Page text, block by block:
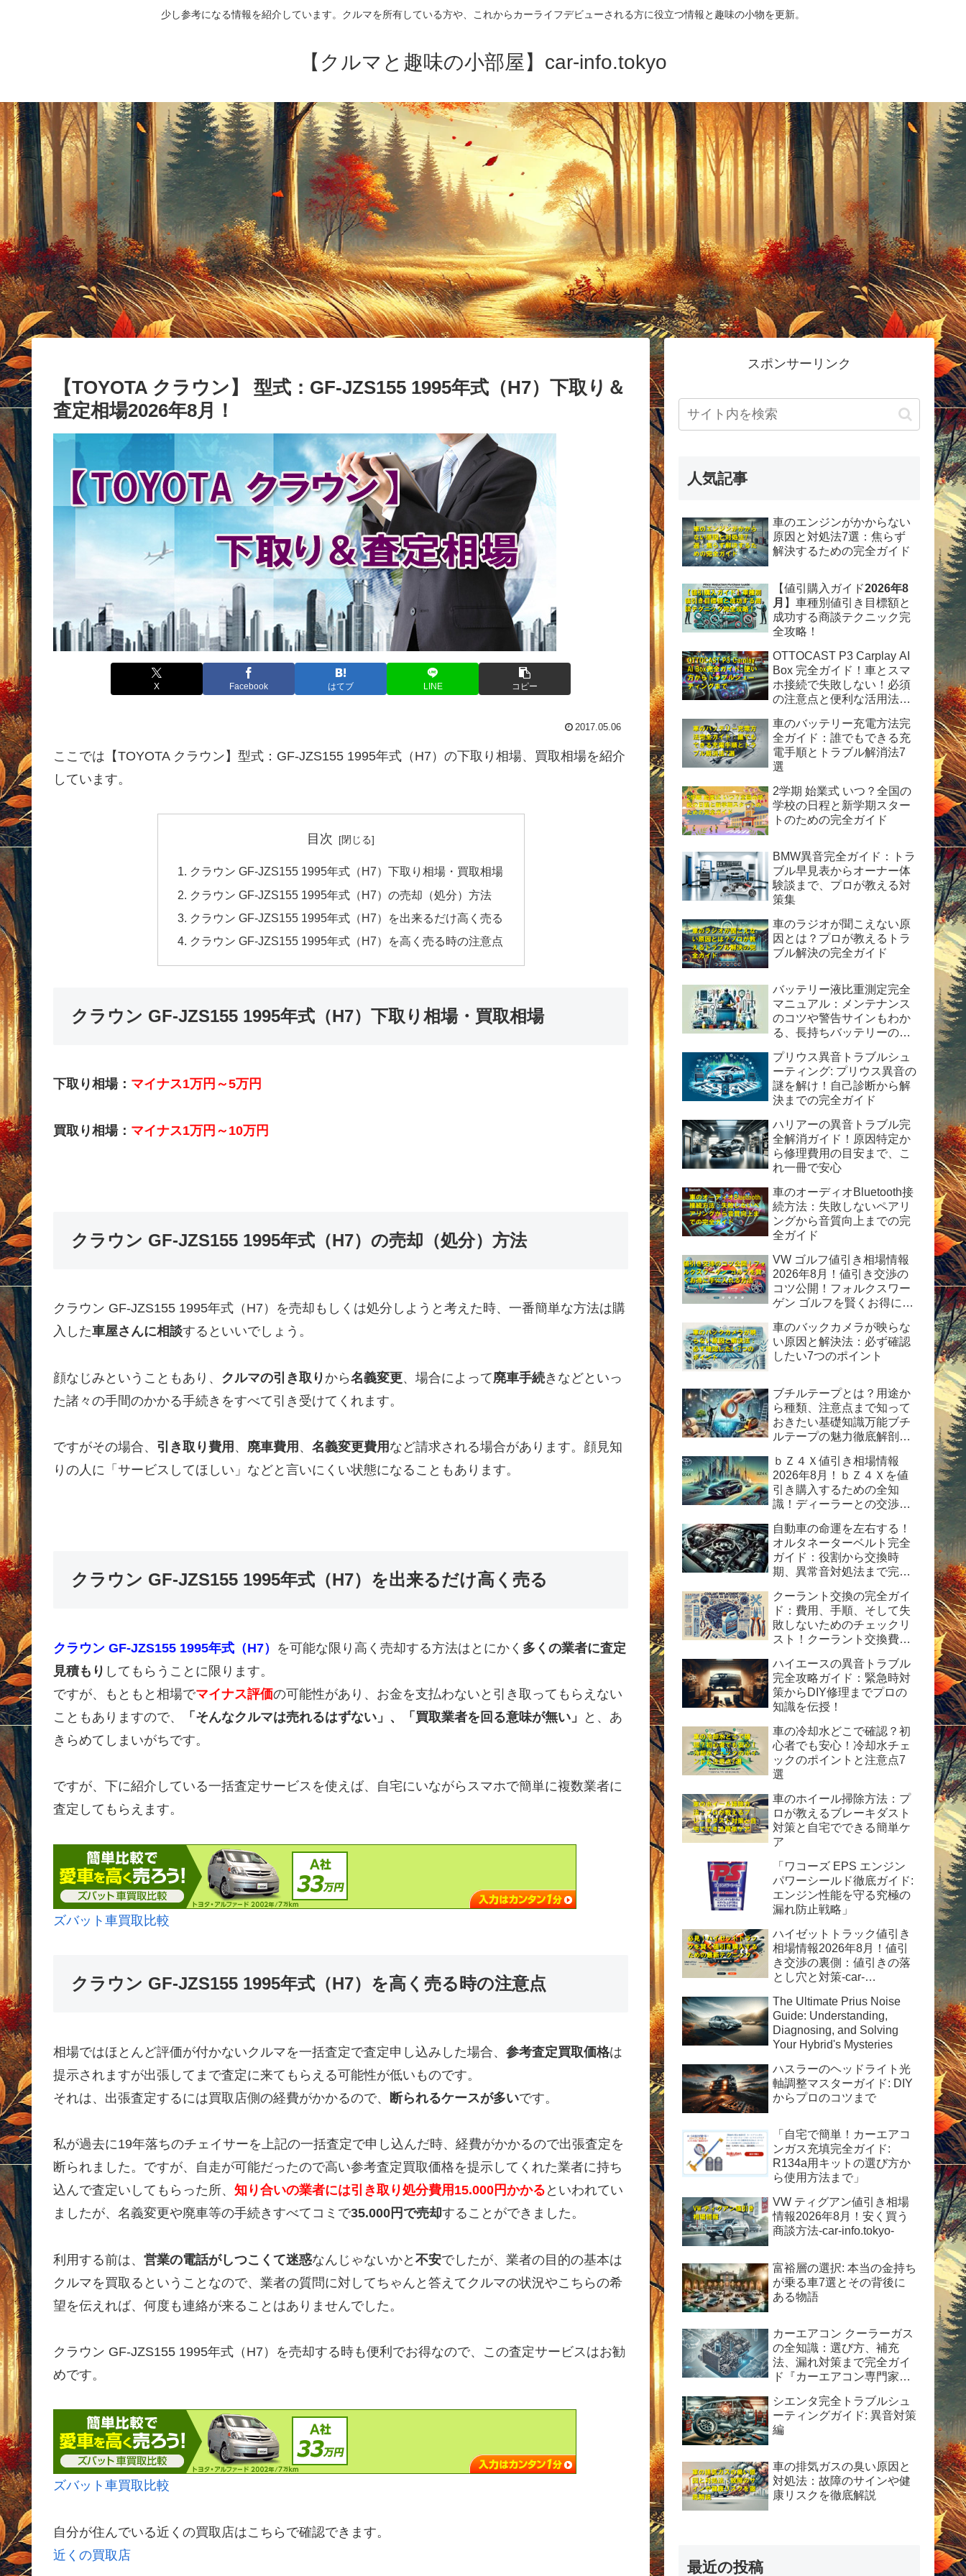
少し参考になる情報を紹介しています。クルマを所有している方や、これからカーライフデビューされる方に役立つ情報と趣味の小物を更新。
【クルマと趣味の小部屋】car-info.tokyo
【TOYOTA クラウン】 型式：GF-JZS155 1995年式（H7）下取り＆
査定相場2026年8月！
X Facebook はてブ LINE コピー
2017.05.06
ここでは【TOYOTA クラウン】型式：GF-JZS155 1995年式（H7）の下取り相場、買取相場を紹介
しています。
目次
クラウン GF-JZS155 1995年式（H7）下取り相場・買取相場
クラウン GF-JZS155 1995年式（H7）の売却（処分）方法
クラウン GF-JZS155 1995年式（H7）を出来るだけ高く売る
クラウン GF-JZS155 1995年式（H7）を高く売る時の注意点
クラウン GF-JZS155 1995年式（H7）下取り相場・買取相場
下取り相場： マイナス1万円～5万円
買取り相場： マイナス1万円～10万円
クラウン GF-JZS155 1995年式（H7）の売却（処分）方法
クラウン GF-JZS155 1995年式（H7）を売却もしくは処分しようと考えた時、一番簡単な方法は購
入した車屋さんに相談するといいでしょう。
顔なじみということもあり、 クルマの引き取り から名義変更、場合によって廃車手続きなどといっ
た諸々の手間のかかる手続きをすべて引き受けてくれます。
ですがその場合、 引き取り費用 、 廃車費用 、 名義変更費用 など請求される場合があります。顔見知
りの人に「サービスしてほしい」などと言いにくい状態になることもあります。
クラウン GF-JZS155 1995年式（H7）を出来るだけ高く売る
クラウン GF-JZS155 1995年式（H7） を可能な限り高く売却する方法はとにかく 多くの業者に査定
見積もり してもらうことに限ります。
ですが、もともと相場でマイナス評価の可能性があり、お金を支払わないと引き取ってもらえない
こともありますので、
「そんなクルマは売れるはずない」、「買取業者を回る意味が無い」
と、あ
きらめてしまいがちです。
ですが、下に紹介している一括査定サービスを使えば、自宅にいながらスマホで簡単に複数業者に
査定してもらえます。
ズバット車買取比較
クラウン GF-JZS155 1995年式（H7）を高く売る時の注意点
相場ではほとんど評価が付かないクルマを一括査定で査定申し込みした場合、 参考査定買取価格は
提示されますが出張してまで査定に来てもらえる可能性が低いものです。
それは、出張査定するには買取店側の経費がかかるので、 断られるケースが多いです。
私が過去に19年落ちのチェイサーを上記の一括査定で申し込んだ時、経費がかかるので出張査定を
断られました。ですが、自走が可能だったので高い参考査定買取価格を提示してくれた業者に持ち
込んで査定いしてもらった所、 知り合いの業者には引き取り処分費用15.000円かかる といわれてい
ましたが、名義変更や廃車等の手続きすべてコミで35.000円で売却することができました。
利用する前は、 営業の電話がしつこくて迷惑なんじゃないかと 不安でしたが、業者の目的の基本は
クルマを買取るということなので、業者の質問に対してちゃんと答えてクルマの状況やこちらの希
望を伝えれば、何度も連絡が来ることはありませんでした。
クラウン GF-JZS155 1995年式（H7）を売却する時も便利でお得なので、この査定サービスはお勧
めです。
ズバット車買取比較
自分が住んでいる近くの買取店はこちらで確認できます。
近くの買取店
スポンサーリンク
人気記事
車のエンジンがかからない
原因と対処法7選：焦らず
解決するための完全ガイド
【値引購入ガイド2026年8
月 】車種別値引き目標額と
成功する商談テクニック完
全攻略！
OTTOCAST P3 Carplay AI
Box 完全ガイド！車とスマ
ホ接続で失敗しない！必須
の注意点と便利な活用法を
車のバッテリー充電方法完
全ガイド：誰でもできる充
電手順とトラブル解消法7
選
2学期 始業式 いつ？全国の
学校の日程と新学期スター
トのための完全ガイド
BMW異音完全ガイド：トラ
ブル早見表からオーナー体
験談まで、プロが教える対
策集
車のラジオが聞こえない原
因とは？プロが教えるトラ
ブル解決の完全ガイド
バッテリー液比重測定完全
マニュアル：メンテナンス
のコツや警告サインもわか
る、長持ちバッテリーの秘
プリウス異音トラブルシュ
ーティング: プリウス異音の
謎を解け！自己診断から解
決までの完全ガイド
ハリアーの異音トラブル完
全解消ガイド！原因特定か
ら修理費用の目安まで、こ
れ一冊で安心
車のオーディオBluetooth接
続方法：失敗しないペアリ
ングから音質向上までの完
全ガイド
VW ゴルフ値引き相場情報
2026年8月！値引き交渉の
コツ公開！フォルクスワー
ゲン ゴルフを賢くお得に手
車のバックカメラが映らな
い原因と解決法：必ず確認
したい7つのポイント
ブチルテープとは？用途か
ら種類、注意点まで知って
おきたい基礎知識万能ブチ
ルテープの魅力徹底解剖！
定版ガイド
ｂＺ４Ｘ値引き相場情報
2026年8月！ｂＺ４Ｘを値
引き購入するための全知
識！ディーラーとの交渉術
完全ガイド
自動車の命運を左右する！
オルタネーターベルト完全
ガイド：役割から交換時
期、異常音対処法まで完全
クーラント交換の完全ガイ
ド：費用、手順、そして失
敗しないためのチェックリ
スト！クーラント交換費用
の手順と方法を紹介。
ハイエースの異音トラブル
完全攻略ガイド：緊急時対
策からDIY修理までプロの
知識を伝授！
車の冷却水どこで確認？初
心者でも安心！冷却水チェ
ックのポイントと注意点7
選
車のホイール掃除方法：プ
ロが教えるブレーキダスト
対策と自宅でできる簡単ケ
ア
「ワコーズ EPS エンジン
パワーシールド徹底ガイド:
エンジン性能を守る究極の
漏れ防止戦略」
ハイゼットトラック値引き
相場情報2026年8月！値引
き交渉の裏側：値引きの落
とし穴と対策-car-
The Ultimate Prius Noise
Guide: Understanding,
Diagnosing, and Solving
Your Hybrid's Mysteries
ハスラーのヘッドライト光
軸調整マスターガイド: DIY
からプロのコツまで
「自宅で簡単！カーエアコ
ンガス充填完全ガイド:
R134a用キットの選び方か
ら使用方法まで」
VW ティグアン値引き相場
情報2026年8月！安く買う
商談方法-car-info.tokyo-
富裕層の選択: 本当の金持ち
が乗る車7選とその背後に
ある物語
カーエアコン クーラーガス
の全知識：選び方、補充
法、漏れ対策まで完全ガイ
ド『カーエアコン専門家が
全ガイド：安全性、経済
性、および運用のヒント』
シエンタ完全トラブルシュ
ーティングガイド: 異音対策
編
車の排気ガスの臭い原因と
対処法：故障のサインや健
康リスクを徹底解説
最近の投稿